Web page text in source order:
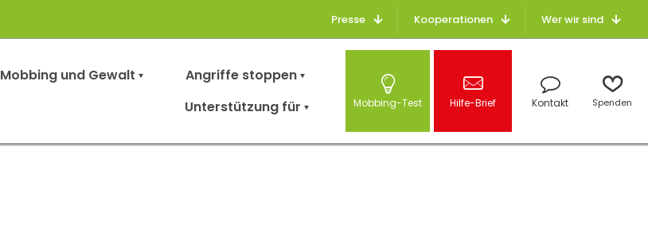
Presse Kooperationen Wer wir sind
Mobbing und Gewalt
Angriffe stoppen
Unterstützung für
Mobbing-Test Hilfe-Brief Kontakt Spenden